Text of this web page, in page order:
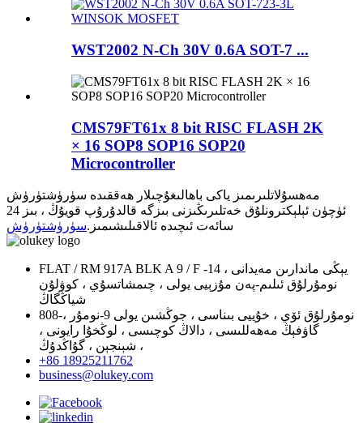
WST2002 N-Ch 30V 0.6A SOT-7 ...
CMS79FT61x 8 bit RISC FLASH 2K
× 16 SOP8 SOP16 SOP20
Microcontroller
مەھسۇلاتلىرىمىز ياكى باھالىغۇچىلار ھەققىدە سۈرۈشتۈرۈش
ئۈچۈن ئېلېكترونلۇق خەتلىرىڭىزنى بىزگە قالدۇرۇپ قويۇڭ ، بىز 24
سائەت ئىچىدە ئالاقىلىشىمىز.سۈرۈشتۈرۈش
FLAT / RM 917A BLK A 9 / F يېڭى ماندارىن مەيدانى ، 14-
نومۇرلۇق ئىلىم-پەن مۇزېيى يولى ، چىمشاتسۇي ، كوۋلۇن
شياڭگاڭ
808-نومۇرلۇق ئۆي ، خۇييى بىناسى ، جوڭشىن يولى 9-نومۇر ،
گاۋفېڭ مەھەللىسى ، دالاڭ كوچىسى ، لوڭخۇا رايونى ،
شېنجېن ، گۇاڭدۇڭ ،
+86 18925211762
business@olukey.com